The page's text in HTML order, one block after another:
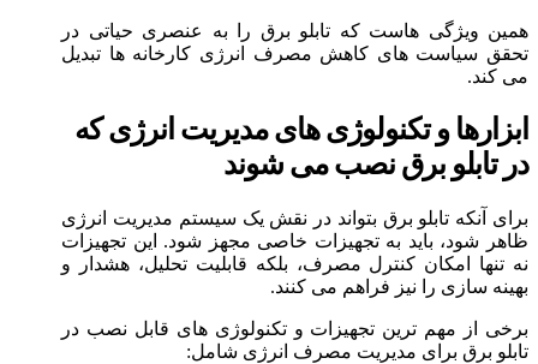
همین ویژگی هاست که تابلو برق را به عنصری حیاتی در
تحقق سیاست های کاهش مصرف انرژی کارخانه ها تبدیل
می کند.
ابزارها و تکنولوژی های مدیریت انرژی که
در تابلو برق نصب می شوند
برای آنکه تابلو برق بتواند در نقش یک سیستم مدیریت انرژی
ظاهر شود، باید به تجهیزات خاصی مجهز شود. این تجهیزات
نه تنها امکان کنترل مصرف، بلکه قابلیت تحلیل، هشدار و
بهینه سازی را نیز فراهم می کنند.
برخی از مهم ترین تجهیزات و تکنولوژی های قابل نصب در
تابلو برق برای مدیریت مصرف انرژی شامل: